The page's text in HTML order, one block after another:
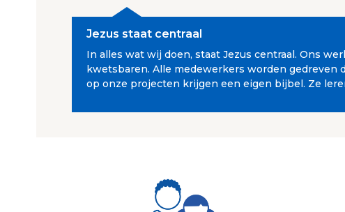
Jezus staat centraal
In alles wat wij doen, staat Jezus centraal. Ons
kwetsbaren. Alle medewerkers worden gedreven
op onze projecten krijgen een eigen bijbel. Ze